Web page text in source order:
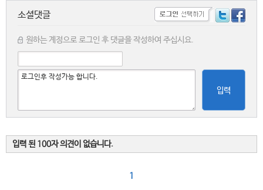
소셜댓글
원하는 계정으로 로그인 후 댓글을 작성하여 주십시요.
입력
입력 된 100자 의견이 없습니다.
1